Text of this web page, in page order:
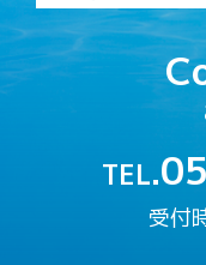
TEL.
受付